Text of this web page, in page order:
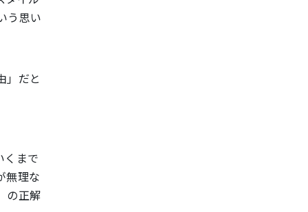
う思い
」だと
くまで
無理な
の正解